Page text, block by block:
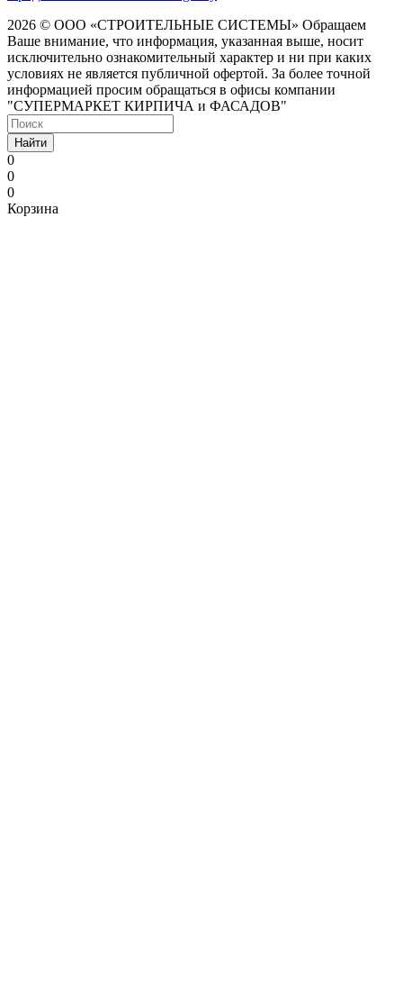
2026 © ООО «СТРОИТЕЛЬНЫЕ СИСТЕМЫ» Обращаем
Ваше внимание, что информация, указанная выше, носит
исключительно ознакомительный характер и ни при каких
условиях не является публичной офертой. За более точной
информацией просим обращаться в офисы компании
"СУПЕРМАРКЕТ КИРПИЧА и ФАСАДОВ"
Найти
0
0
0
Корзина